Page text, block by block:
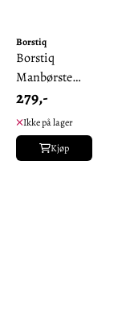
Borstiq
Borstiq
Manbørste
Syntetfiber
Bananformet
Ekstra ...
279,-
Ikke på lager
Kjøp